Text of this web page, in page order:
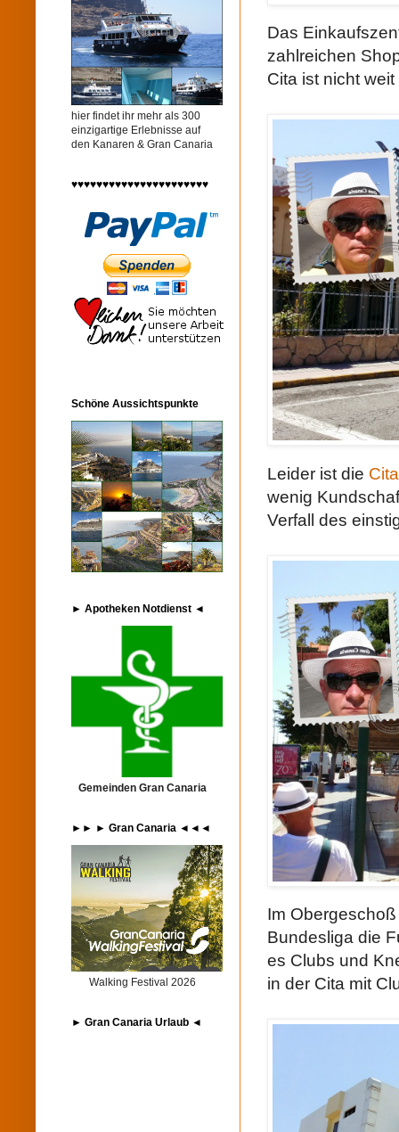
Das
zahlreichen
Cita ist nicht
Leider ist die Cita
wenig
Verfall des
Im
Bundesliga die
es Clubs und
in der Cita mit
hier findet ihr mehr als 300
einzigartige Erlebnisse auf
den Kanaren & Gran Canaria
♥♥♥♥♥♥♥♥♥♥♥♥♥♥♥♥♥♥♥♥♥♥
Schöne Aussichtspunkte
► Apotheken Notdienst ◄
Gemeinden Gran Canaria
►► ► Gran Canaria ◄◄◄
Walking Festival 2026
► Gran Canaria Urlaub ◄